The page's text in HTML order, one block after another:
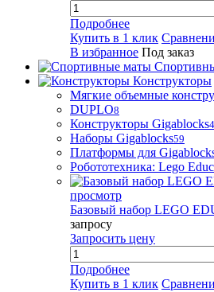
Подробнее
Купить в 1 клик
В избранное Под заказ
Конструкторы
Мягкие объемные
DUPLO8
Конструкторы Gigablocks
Наборы Gigablocks59
Платформы для
Робототехника: Lego
просмотр
Базовый набор LEGO
запросу
Запросить цену
Подробнее
Купить в 1 клик